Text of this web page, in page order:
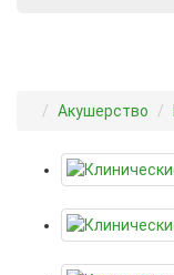
Акушерство